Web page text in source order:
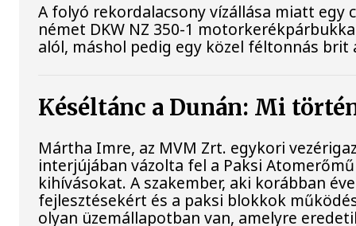
A folyó rekordalacsony vízállása miatt
német DKW NZ 350-1
alól, máshol pedig egy közel féltonnás brit
Késéltánc a Dunán: Mi
Mártha Imre, az MVM Zrt. egykori
interjújában vázolta fel a Paksi
kihívásokat. A szakember, aki korábban
fejlesztésekért és a paksi blokkok
olyan üzemállapotban van, amelyre